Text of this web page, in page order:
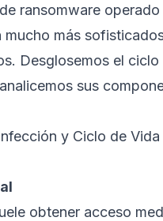
ransomware
mucho más
Desglosemos el ciclo
sus
y Ciclo de Vida
obtener acceso